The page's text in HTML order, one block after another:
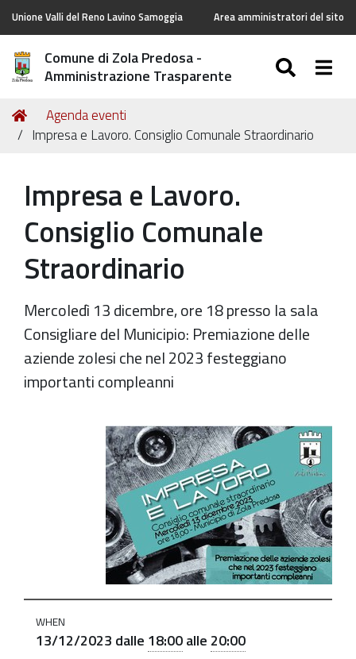
Unione Valli del Reno Lavino Samoggia Area amministratori del sito
Comune di Zola Predosa -
Amministrazione Trasparente
Tu
sei
Home
Agenda eventi
Impresa e Lavoro. Consiglio Comunale Straordinario
Impresa e Lavoro.
Consiglio Comunale
Straordinario
Mercoledì 13 dicembre, ore 18 presso la sala
Consigliare del Municipio: Premiazione delle
aziende zolesi che nel 2023 festeggiano
importanti compleanni
https://old.comune.zolapredosa.bo.it/events/impresa-
Comunale
WHEN
13/12/2023 dalle 18:00alle 20:00